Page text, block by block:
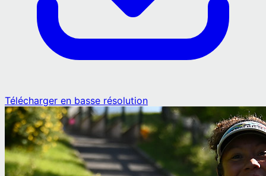
Télécharger en basse résolution